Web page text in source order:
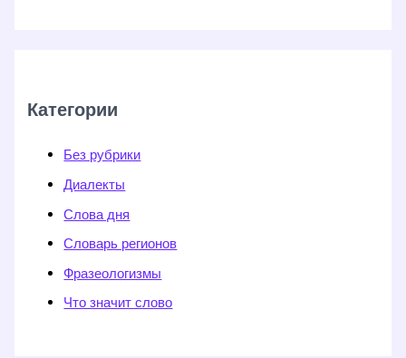
Категории
Без рубрики
Диалекты
Слова дня
Словарь регионов
Фразеологизмы
Что значит слово